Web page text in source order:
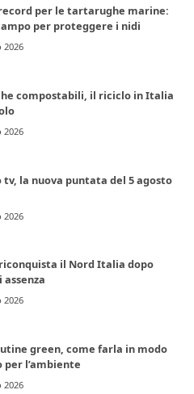
per le tartarughe marine:
per proteggere i nidi
2026
compostabili, il riciclo in Italia
2026
tv, la nuova puntata del 5 agosto
2026
il Nord Italia dopo
2026
green, come farla in modo
l’ambiente
2026